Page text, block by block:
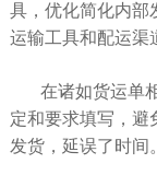
具，优化简化内部
运输工具和配运渠
在诸如货运单
定和要求填写，避
发货，延误了时间。